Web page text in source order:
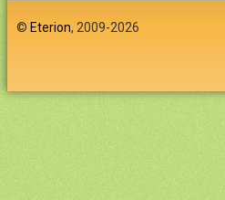
© Eterion, 2009-2026